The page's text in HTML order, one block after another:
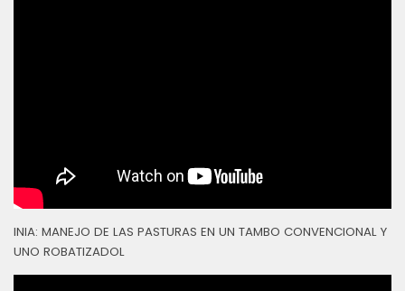
INIA: MANEJO DE LAS PASTURAS EN UN TAMBO CONVENCIONAL Y
UNO ROBATIZADOL